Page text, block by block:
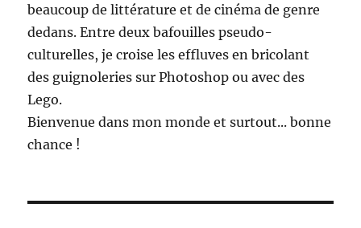
beaucoup de littérature et de cinéma de genre
dedans. Entre deux bafouilles pseudo-
culturelles, je croise les effluves en bricolant
des guignoleries sur Photoshop ou avec des
Lego.
Bienvenue dans mon monde et surtout... bonne
chance !